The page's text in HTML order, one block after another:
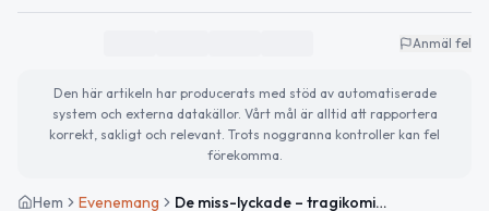
Anmäl fel
Den här artikeln har producerats med stöd av automatiserade
system och externa datakällor. Vårt mål är alltid att rapportera
korrekt, sakligt och relevant. Trots noggranna kontroller kan fel
förekomma.
Hem Evenemang De miss-lyckade – tragikomisk monolog